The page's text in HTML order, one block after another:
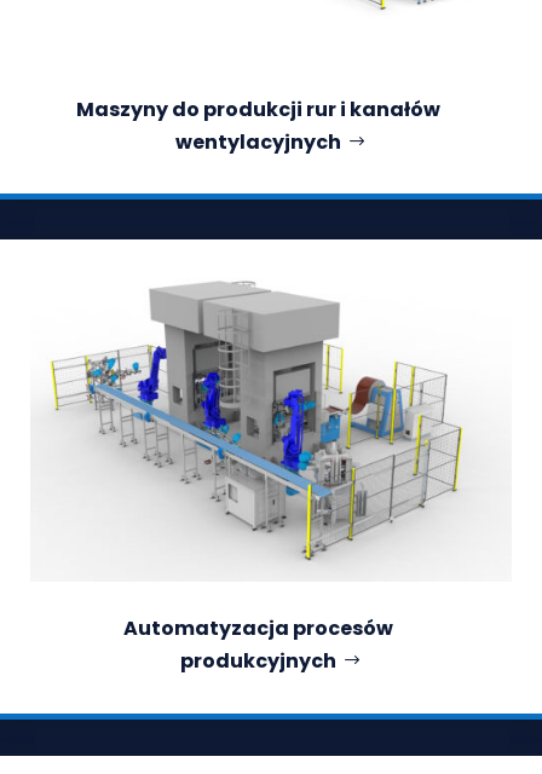
Maszyny do produkcji rur i kanałów
wentylacyjnych
Automatyzacja procesów
produkcyjnych